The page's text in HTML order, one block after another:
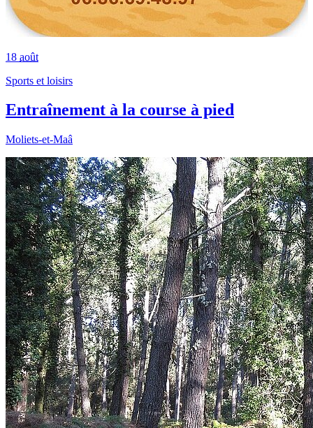
18 août
Sports et loisirs
Entraînement à la course à pied
Moliets-et-Maâ